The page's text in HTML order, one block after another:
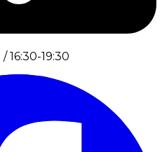
16:30-19:30